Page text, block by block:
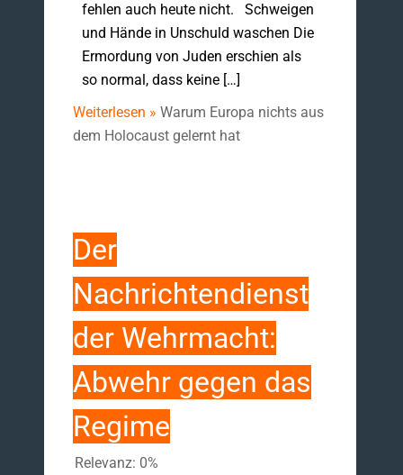
fehlen auch heute nicht. Schweigen
und Hände in Unschuld waschen Die
Ermordung von Juden erschien als
so normal, dass keine […]
Weiterlesen » Warum Europa nichts aus
dem Holocaust gelernt hat
Der
Nachrichtendienst
der Wehrmacht:
Abwehr gegen das
Regime
Relevanz: 0%